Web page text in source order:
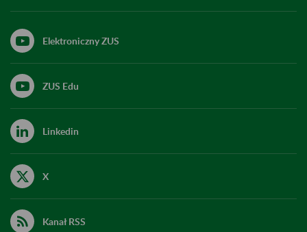
Elektroniczny ZUS
ZUS Edu
Linkedin
X
Kanał RSS